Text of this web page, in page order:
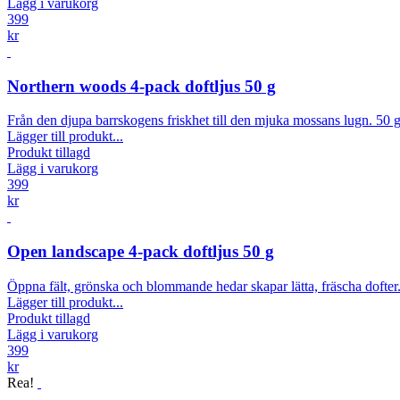
Lägg i varukorg
399
kr
Northern woods 4-pack doftljus 50 g
Från den djupa barrskogens friskhet till den mjuka mossans lugn. 50
Lägger till produkt...
Produkt tillagd
Lägg i varukorg
399
kr
Open landscape 4-pack doftljus 50 g
Öppna fält, grönska och blommande hedar skapar lätta, fräscha
Lägger till produkt...
Produkt tillagd
Lägg i varukorg
399
kr
Rea!